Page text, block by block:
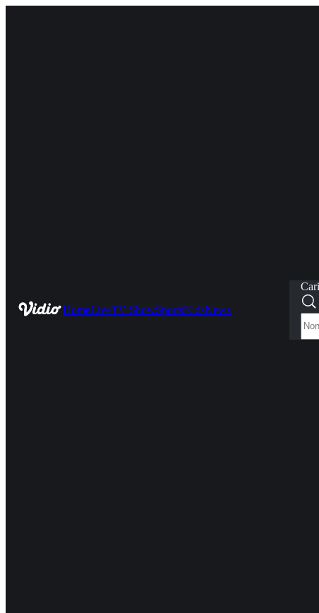
HomeLiveTV ShowSportsKidsNews
Cari